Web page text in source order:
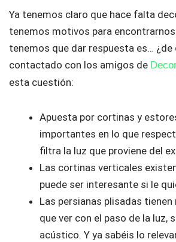
Ya tenemos claro que hace falta
tenemos motivos para
tenemos que dar respuesta es…
contactado con los amigos de
esta cuestión:
Apuesta por cortinas y
importantes en lo que
filtra la luz que proviene del
Las cortinas verticales
puede ser interesante si le
Las persianas plisadas
que ver con el paso de la
acústico. Y ya sabéis lo